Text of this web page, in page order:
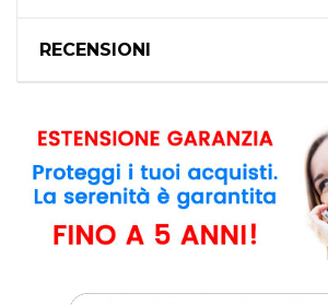
RECENSIONI